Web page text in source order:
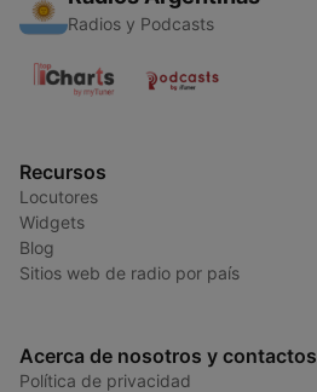
Radios y Podcasts
Recursos
Locutores
Widgets
Blog
Sitios web de radio por país
Acerca de nosotros y contactos
Política de privacidad